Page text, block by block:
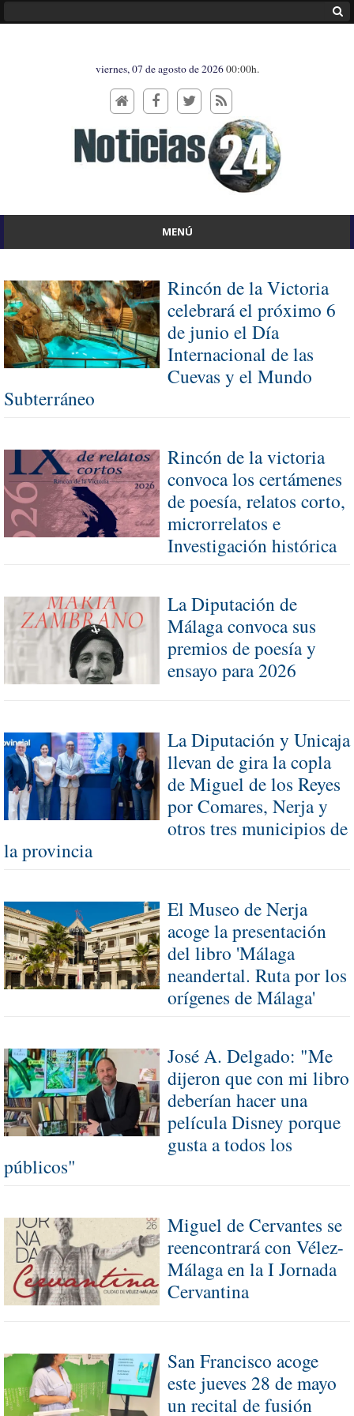
viernes, 07 de agosto de 202600:00h.
MENÚ
Rincón de la Victoria
celebrará el próximo 6
de junio el Día
Internacional de las
Cuevas y el Mundo
Subterráneo
Rincón de la victoria
convoca los certámenes
de poesía, relatos corto,
microrrelatos e
Investigación histórica
La Diputación de
Málaga convoca sus
premios de poesía y
ensayo para 2026
La Diputación y Unicaja
llevan de gira la copla
de Miguel de los Reyes
por Comares, Nerja y
otros tres municipios de
la provincia
El Museo de Nerja
acoge la presentación
del libro 'Málaga
neandertal. Ruta por los
orígenes de Málaga'
José A. Delgado: "Me
dijeron que con mi libro
deberían hacer una
película Disney porque
gusta a todos los
públicos"
Miguel de Cervantes se
reencontrará con Vélez-
Málaga en la I Jornada
Cervantina
San Francisco acoge
este jueves 28 de mayo
un recital de fusión